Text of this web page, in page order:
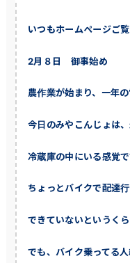
いつもホームページご
2月８日 御事始め
農作業が始まり、一年
今日のみやこんじょは
冷蔵庫の中にいる感覚
ちょっとバイクで配達
できていないというく
でも、バイク乗ってる